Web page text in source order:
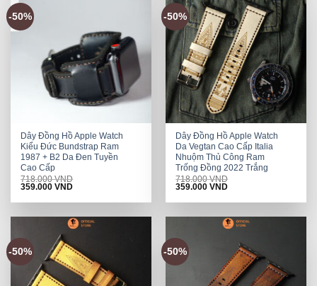
-50%
Dây Đồng Hồ Apple Watch
Kiểu Đức Bundstrap Ram
1987 + B2 Da Đen Tuyền
Cao Cấp
718.000VND
Original
was:
359.000VNDCurrent
is:
-50%
Dây Đồng Hồ Apple Watch
Da Vegtan Cao Cấp Italia
Nhuộm Thủ Công Ram
Trống Đồng 2022 Trắng
718.000VND
Original
was:
359.000VNDCurrent
is:
-50% -50%